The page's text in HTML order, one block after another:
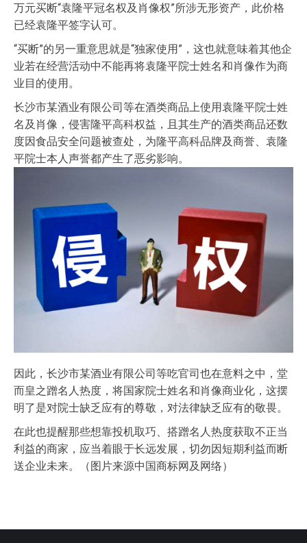
万元买断“袁隆平冠名权及肖像权”所涉无形资产，此价格
已经袁隆平签字认可。
“买断”的另一重意思就是“独家使用”，这也就意味着其他企
业若在经营活动中不能再将袁隆平院士姓名和肖像作为商
业目的使用。
长沙市某酒业有限公司等在酒类商品上使用袁隆平院士姓
名及肖像，侵害隆平高科权益，且其生产的酒类商品还数
度因食品安全问题被查处，为隆平高科品牌及商誉、袁隆
平院士本人声誉都产生了恶劣影响。
因此，长沙市某酒业有限公司等吃官司也在意料之中，堂
而皇之蹭名人热度，将国家院士姓名和肖像商业化，这摆
明了是对院士缺乏应有的尊敬，对法律缺乏应有的敬畏。
在此也提醒那些想靠投机取巧、搭蹭名人热度获取不正当
利益的商家，应当着眼于长远发展，切勿因短期利益而断
送企业未来。（图片来源中国商标网及网络）